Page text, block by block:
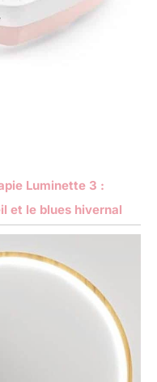
Luminette 3 :
et le blues hivernal